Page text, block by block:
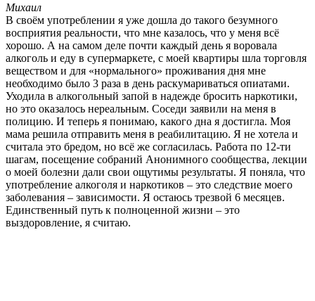
Михаил
В своём употреблении я уже дошла до такого безумного
восприятия реальности, что мне казалось, что у меня всё
хорошо. А на самом деле почти каждый день я воровала
алкоголь и еду в супермаркете, с моей квартиры шла торговля
веществом и для «нормального» проживания дня мне
необходимо было 3 раза в день раскумариваться опиатами.
Уходила в алкогольный запой в надежде бросить наркотики,
но это оказалось нереальным. Соседи заявили на меня в
полицию. И теперь я понимаю, какого дна я достигла. Моя
мама решила отправить меня в реабилитацию. Я не хотела и
считала это бредом, но всё же согласилась. Работа по 12-ти
шагам, посещение собраний Анонимного сообщества, лекции
о моей болезни дали свои ощутимы результаты. Я поняла, что
употребление алкоголя и наркотиков – это следствие моего
заболевания – зависимости. Я остаюсь трезвой 6 месяцев.
Единственный путь к полноценной жизни – это
выздоровление, я считаю.